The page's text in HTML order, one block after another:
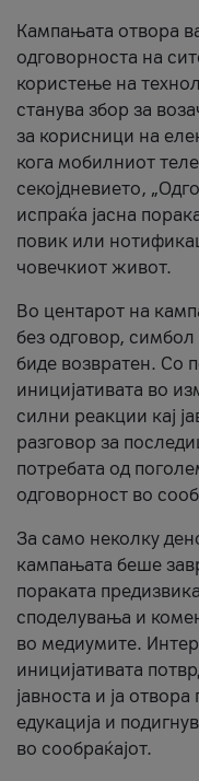
Кампањата отвора
одговорноста на
користење на
станува збор за
за корисници на
кога мобилниот
секојдневието,
испраќа јасна
повик или
човечкиот живот.
Во центарот на
без одговор,
биде возвратен. Со
иницијативата во
силни реакции кај
разговор за
потребата од
одговорност во
За само неколку
кампањата беше
пораката
споделувања и
во медиумите.
иницијативата
јавноста и ја
едукација и
во сообраќајот.